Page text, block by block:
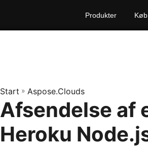
Produkter Køb
Start » Aspose.Clouds
Afsendelse af
Heroku